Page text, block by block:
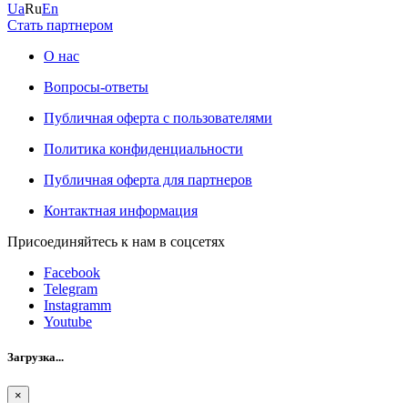
UaRuEn
Стать партнером
О нас
Вопросы-ответы
Публичная оферта с пользователями
Политика конфиденциальности
Публичная оферта для партнеров
Контактная информация
Присоединяйтесь к нам в соцсетях
Facebook
Telegram
Instagramm
Youtube
Загрузка...
×